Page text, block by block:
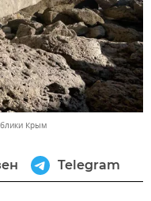
Крым
Telegram